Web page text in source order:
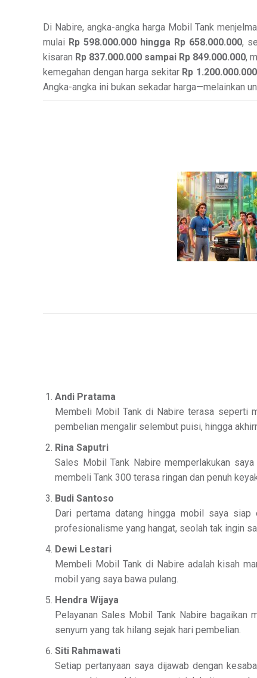
Di Nabire, angka-angka harga Mobil Tank
mulai Rp 598.000.000 hingga Rp 658.000.000,
kisaran Rp 837.000.000 sampai Rp 849.000.000,
kemegahan dengan harga sekitar Rp 1.200.000.000
Angka-angka ini bukan sekadar harga—melainkan
Andi Pratama
Membeli Mobil Tank di Nabire terasa seperti
pembelian mengalir selembut puisi, hingga
Rina Saputri
Sales Mobil Tank Nabire memperlakukan
membeli Tank 300 terasa ringan dan penuh
Budi Santoso
Dari pertama datang hingga mobil saya
profesionalisme yang hangat, seolah tak ingin
Dewi Lestari
Membeli Mobil Tank di Nabire adalah kisah
mobil yang saya bawa pulang.
Hendra Wijaya
Pelayanan Sales Mobil Tank Nabire bagaikan
senyum yang tak hilang sejak hari pembelian.
Siti Rahmawati
Setiap pertanyaan saya dijawab dengan